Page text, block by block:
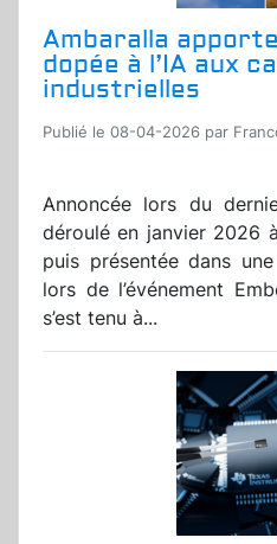
Ambaralla
dopée à l’IA aux
industrielles
Publié le 08-04-2026 par
Annoncée lors du
déroulé en janvier 2026
puis présentée dans
lors de l’événement
s’est tenu à...